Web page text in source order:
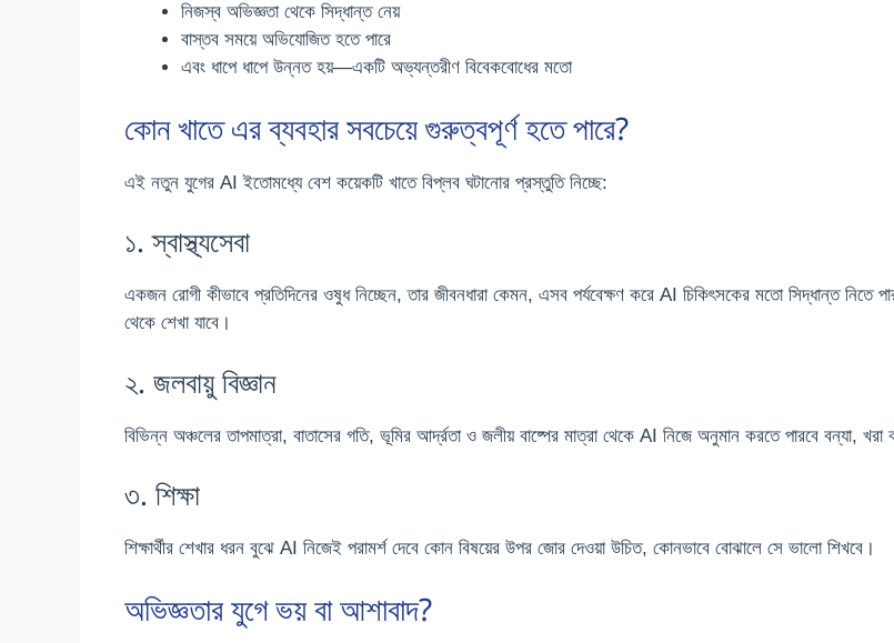
নিজস্ব অভিজ্ঞতা থেকে সিদ্ধান্ত নেয়
বাস্তব সময়ে অভিযোজিত হতে পারে
এবং ধাপে ধাপে উন্নত হয়—একটি অভ্যন্তরীণ বিবেকবোধের মতো
কোন খাতে এর ব্যবহার সবচেয়ে গুরুত্বপূর্ণ হতে পারে?
এই নতুন যুগের AI ইতোমধ্যে বেশ কয়েকটি খাতে বিপ্লব ঘটানোর প্রস্তুতি নিচ্ছে:
১. স্বাস্থ্যসেবা
একজন রোগী কীভাবে প্রতিদিনের ওষুধ নিচ্ছেন, তার জীবনধারা কেমন, এসব পর্যবেক্ষণ করে AI চিকিৎসকের মতো সিদ্ধান্ত
থেকে শেখা যাবে।
২. জলবায়ু বিজ্ঞান
বিভিন্ন অঞ্চলের তাপমাত্রা, বাতাসের গতি, ভূমির আর্দ্রতা ও জলীয় বাষ্পের মাত্রা থেকে AI নিজে অনুমান করতে পারবে বন্যা, খরা
৩. শিক্ষা
শিক্ষার্থীর শেখার ধরন বুঝে AI নিজেই পরামর্শ দেবে কোন বিষয়ের উপর জোর দেওয়া উচিত, কোনভাবে বোঝালে সে ভালো শিখবে।
অভিজ্ঞতার যুগে ভয় বা আশাবাদ?